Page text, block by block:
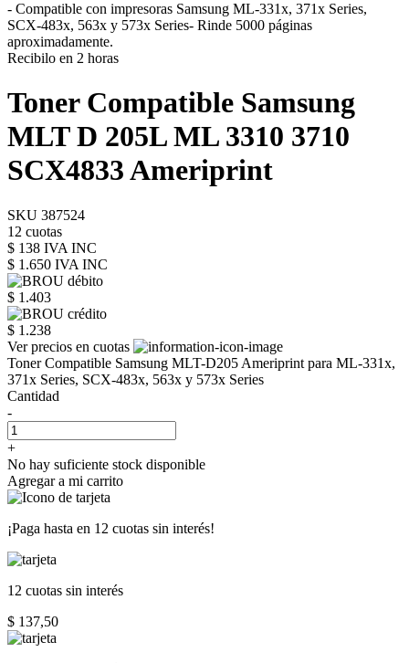
- Compatible con impresoras Samsung ML-331x, 371x Series,
SCX-483x, 563x y 573x Series- Rinde 5000 páginas
aproximadamente.
Recibilo en 2 horas
Toner Compatible Samsung
MLT D 205L ML 3310 3710
SCX4833 Ameriprint
SKU 387524
12 cuotas
$ 138 IVA INC
$ 1.650 IVA INC
$ 1.403
$ 1.238
Ver precios en cuotas
Toner Compatible Samsung MLT-D205 Ameriprint para ML-331x,
371x Series, SCX-483x, 563x y 573x Series
Cantidad
-
+
No hay suficiente stock disponible
Agregar a mi carrito
¡Paga hasta en 12 cuotas sin interés!
12 cuotas sin interés
$ 137,50